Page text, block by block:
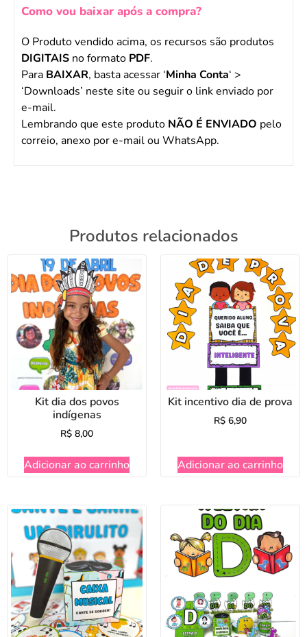
Como vou baixar após a compra?
O Produto vendido acima, os recursos são produtos
DIGITAIS no formato PDF.
Para BAIXAR, basta acessar ‘Minha Conta‘ >
‘Downloads’ neste site ou seguir o link enviado por
e-mail.
Lembrando que este produto NÃO É ENVIADO pelo
correio, anexo por e-mail ou WhatsApp.
Produtos relacionados
Kit dia dos povos
indígenas
R$ 8,00
Adicionar ao carrinho
Kit incentivo dia de prova
R$ 6,90
Adicionar ao carrinho